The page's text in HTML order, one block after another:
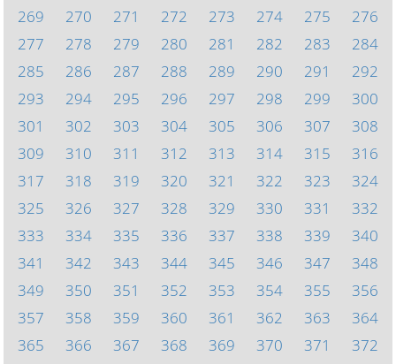
269
270 271 272 273 274 275
276
277
278 279 280 281 282 283
284
285
286 287 288 289 290 291
292
293
294 295 296 297 298 299
300
301
302 303 304 305 306 307
308
309
310 311 312 313 314 315
316
317
318 319 320 321 322 323
324
325
326 327 328 329 330 331
332
333
334 335 336 337 338 339
340
341
342 343 344 345 346 347
348
349
350 351 352 353 354 355
356
357
358 359 360 361 362 363
364
365
366 367 368 369 370 371
372